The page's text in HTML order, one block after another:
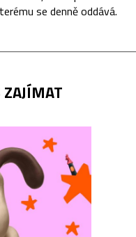
se denně oddává.